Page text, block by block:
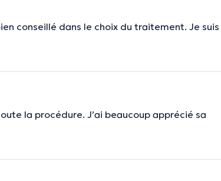
conseillé dans le choix du traitement. Je suis
la procédure. J’ai beaucoup apprécié sa